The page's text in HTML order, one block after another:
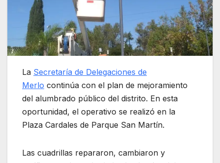
La Secretaría de Delegaciones de
Merlo continúa con el plan de mejoramiento
del alumbrado público del distrito. En esta
oportunidad, el operativo se realizó en la
Plaza Cardales de Parque San Martín.
Las cuadrillas repararon, cambiaron y